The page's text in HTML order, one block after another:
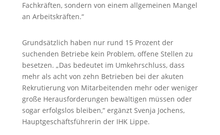
Fachkräften, sondern von einem allgemeinen Mangel
an Arbeitskräften.“
Grundsätzlich haben nur rund 15 Prozent der
suchenden Betriebe kein Problem, offene Stellen zu
besetzen. „Das bedeutet im Umkehrschluss, dass
mehr als acht von zehn Betrieben bei der akuten
Rekrutierung von Mitarbeitenden mehr oder weniger
große Herausforderungen bewältigen müssen oder
sogar erfolgslos bleiben,“ ergänzt Svenja Jochens,
Hauptgeschäftsführerin der IHK Lippe.